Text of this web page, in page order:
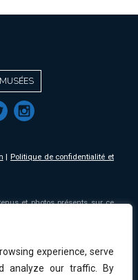
experience, serve
analyze our traffic. By
e
| Politique de confidentialité et
et photos présents sur ce
MSW.